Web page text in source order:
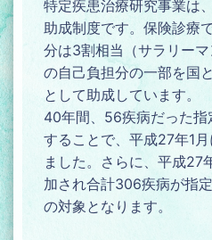
特定疾患治療研究事業は
助成制度です。保険診療
分は3割相当（サラリー
の自己負担分の一部を国
として助成しています。
40年間、56疾病だった指
することで、平成27年1
ました。さらに、平成27
加され合計306疾病が指
の対象となります。